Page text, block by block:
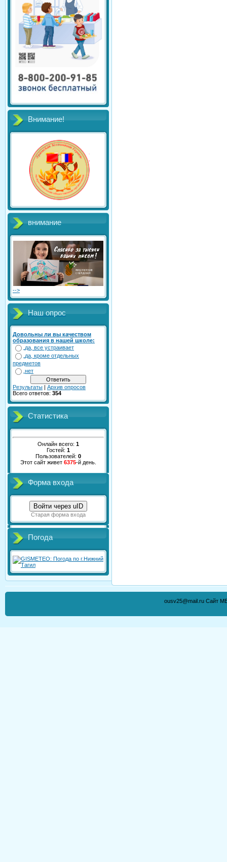
Внимание!
внимание
-->
Наш опрос
Довольны ли вы качеством
образования в нашей школе:
да, все устраивает
да, кроме отдельных
предметов
нет
Результаты | Архив опросов
Всего ответов: 354
Статистика
Онлайн всего: 1
Гостей: 1
Пользователей: 0
Этот сайт живет 6375-й день.
Форма входа
Войти через uID
Старая форма входа
Погода
ousv25@mail.ru Сайт